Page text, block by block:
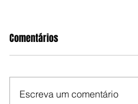
Comentários
Escreva um comentário